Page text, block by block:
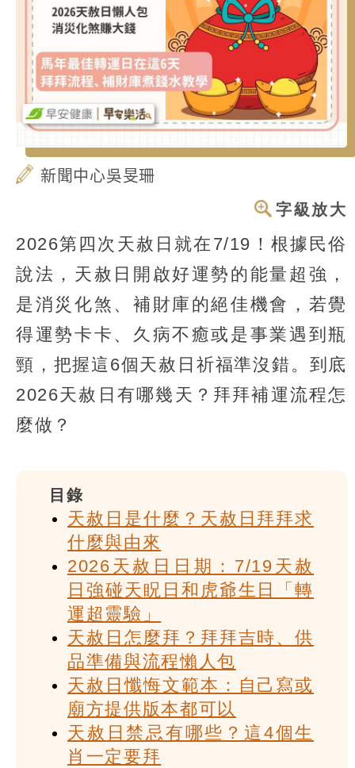
新聞中心吳旻珊
字級放大
2026第四次天赦日就在7/19！根據民俗
說法，天赦日開啟好運勢的能量超強，
是消災化煞、補財庫的絕佳機會，若覺
得運勢卡卡、久病不癒或是事業遇到瓶
頸，把握這6個天赦日祈福準沒錯。到底
2026天赦日有哪幾天？拜拜補運流程怎
麼做？
目錄
天赦日是什麼？天赦日拜拜求
什麼與由來
2026天赦日日期：7/19天赦
日強碰天眖日和虎爺生日「轉
運超靈驗」
天赦日怎麼拜？拜拜吉時、供
品準備與流程懶人包
天赦日懺悔文範本：自己寫或
廟方提供版本都可以
天赦日禁忌有哪些？這4個生
肖一定要拜